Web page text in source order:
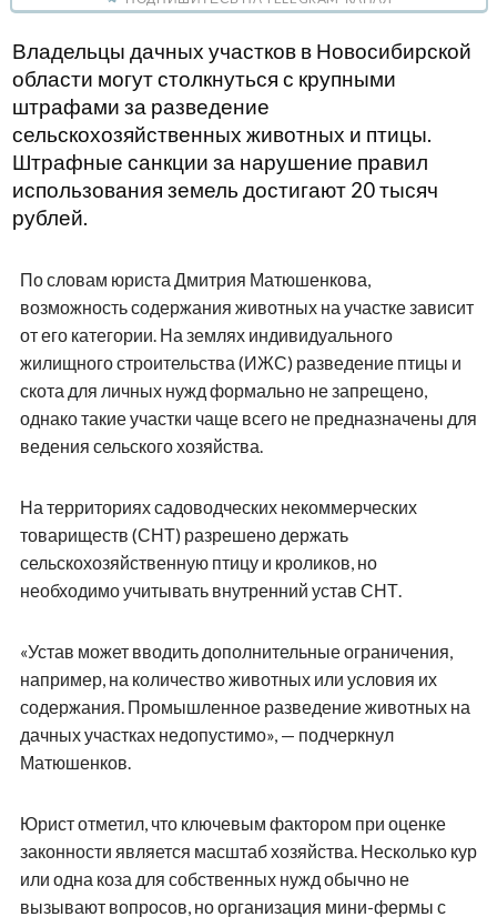
Владельцы дачных участков в Новосибирской
области могут столкнуться с крупными
штрафами за разведение
сельскохозяйственных животных и птицы.
Штрафные санкции за нарушение правил
использования земель достигают 20 тысяч
рублей.
По словам юриста Дмитрия Матюшенкова,
возможность содержания животных на участке зависит
от его категории. На землях индивидуального
жилищного строительства (ИЖС) разведение птицы и
скота для личных нужд формально не запрещено,
однако такие участки чаще всего не предназначены для
ведения сельского хозяйства.
На территориях садоводческих некоммерческих
товариществ (СНТ) разрешено держать
сельскохозяйственную птицу и кроликов, но
необходимо учитывать внутренний устав СНТ.
«Устав может вводить дополнительные ограничения,
например, на количество животных или условия их
содержания. Промышленное разведение животных на
дачных участках недопустимо», — подчеркнул
Матюшенков.
Юрист отметил, что ключевым фактором при оценке
законности является масштаб хозяйства. Несколько кур
или одна коза для собственных нужд обычно не
вызывают вопросов, но организация мини-фермы с